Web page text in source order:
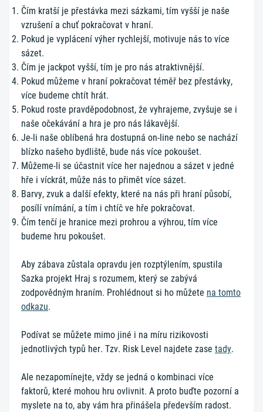
Čím kratší je přestávka mezi sázkami, tím vyšší je naše
vzrušení a chuť pokračovat v hraní.
Pokud je vyplácení výher rychlejší, motivuje nás to více
sázet.
Čím je jackpot vyšší, tím je pro nás atraktivnější.
Pokud můžeme v hraní pokračovat téměř bez přestávky,
více budeme chtít hrát.
Pokud roste pravděpodobnost, že vyhrajeme, zvyšuje se i
naše očekávání a hra je pro nás lákavější.
Je-li naše oblíbená hra dostupná on-line nebo se nachází
blízko našeho bydliště, bude nás více pokoušet.
Můžeme-li se účastnit více her najednou a sázet v jedné
hře i víckrát, může nás to přimět více sázet.
Barvy, zvuk a další efekty, které na nás při hraní působí,
posílí vnímání, a tím i chtíč ve hře pokračovat.
Čím tenčí je hranice mezi prohrou a výhrou, tím více
budeme hru pokoušet.
Aby zábava zůstala opravdu jen rozptýlením, spustila
Sazka projekt Hraj s rozumem, který se zabývá
zodpovědným hraním. Prohlédnout si ho můžete na tomto
odkazu.
Podívat se můžete mimo jiné i na míru rizikovosti
jednotlivých typů her. Tzv. Risk Level najdete zase tady.
Ale nezapomínejte, vždy se jedná o kombinaci více
faktorů, které mohou hru ovlivnit. A proto buďte pozorní a
myslete na to, aby vám hra přinášela především radost.